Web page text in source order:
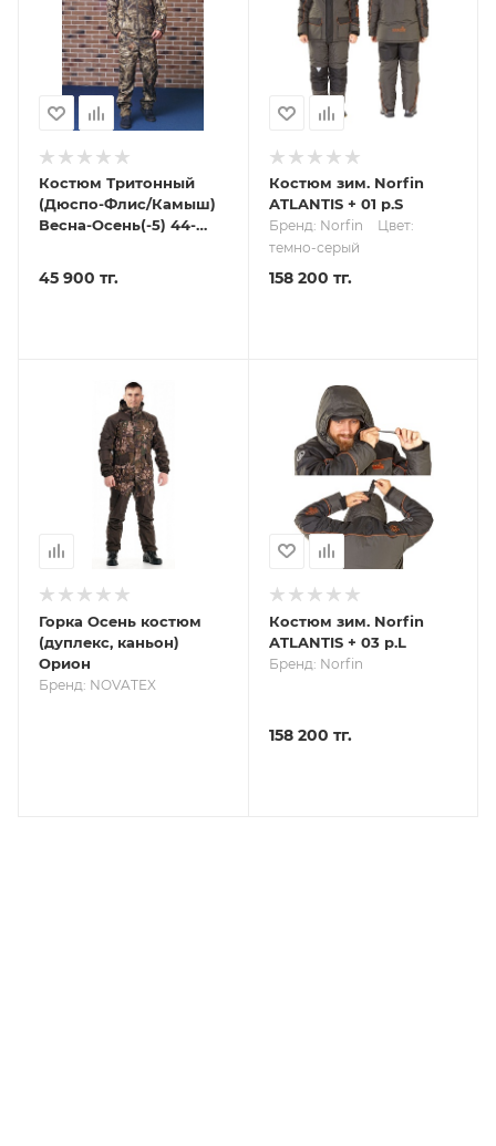
Костюм Тритонный
(Дюспо-Флис/Камыш)
Весна-Осень(-5) 44-
45 900 тг.
Костюм зим. Norfin
ATLANTIS + 01 р.S
Бренд: Norfin
Цвет:
темно-серый
158 200 тг.
Горка Осень костюм
(дуплекс, каньон)
Орион
Бренд: NOVATEX
Костюм зим. Norfin
ATLANTIS + 03 р.L
Бренд: Norfin
158 200 тг.